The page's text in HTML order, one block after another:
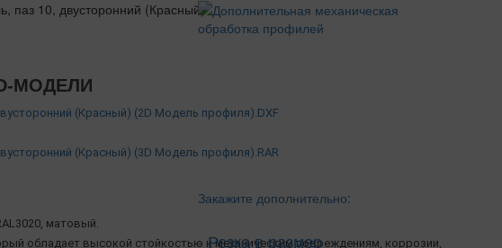
МОДЕЛИ
(Красный) (2D Модель профиля).DXF
(Красный) (3D Модель профиля).RAR
матовый.
обладает высокой стойкостью к механическим повреждениям, коррозии,
Закажите дополнительно:
- Резка в размер